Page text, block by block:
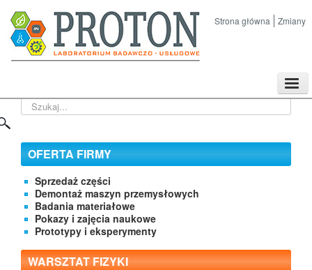
Strona główna Zmiany
Kontakt
Szukaj...
OFERTA FIRMY
Sprzedaż części
Demontaż maszyn przemysłowych
Badania materiałowe
Pokazy i zajęcia naukowe
Prototypy i eksperymenty
WARSZTAT FIZYKI